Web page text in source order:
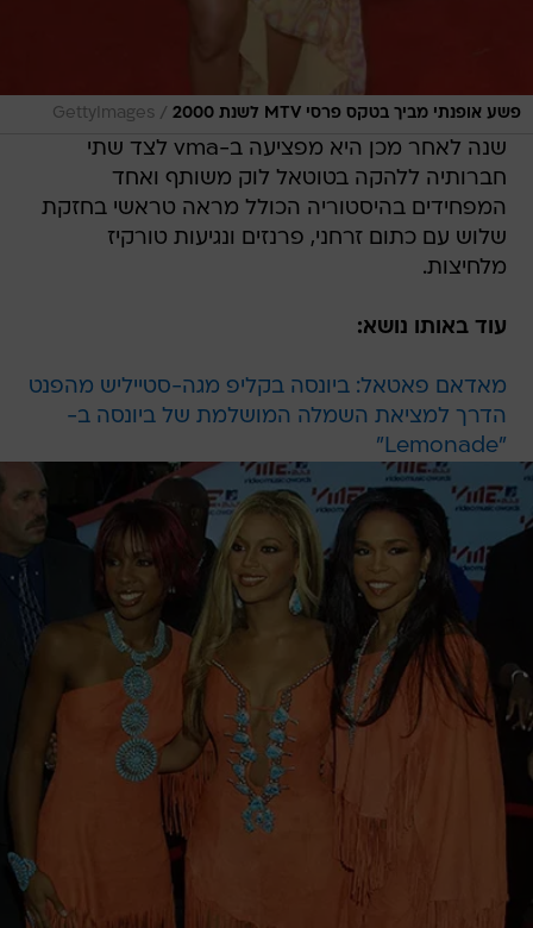
פשע אופנתי מביך בטקס פרסי MTV לשנת 2000 /
GettyImages
שנה לאחר מכן היא מפציעה ב-vma לצד שתי
חברותיה ללהקה בטוטאל לוק משותף ואחד
המפחידים בהיסטוריה הכולל מראה טראשי בחזקת
שלוש עם כתום זרחני, פרנזים ונגיעות טורקיז
מלחיצות.
עוד באותו נושא:
מאדאם פאטאל: ביונסה בקליפ מגה-סטייליש מהפנט
הדרך למציאת השמלה המושלמת של ביונסה ב-
"Lemonade"